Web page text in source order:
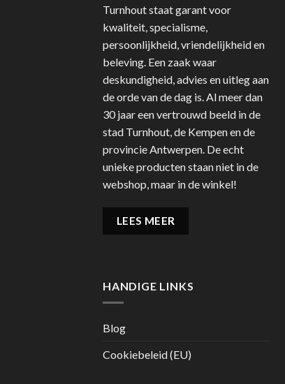
Turnhout staat garant voor
kwaliteit, specialisme,
persoonlijkheid, vriendelijkheid en
beleving. Een zaak waar
deskundigheid, advies en uitleg aan
de orde van de dag is. Al meer dan
30 jaar een vertrouwd beeld in de
stad Turnhout, de Kempen en de
provincie Antwerpen. De echt
unieke producten staan niet in de
webshop, maar in de winkel!
LEES MEER
HANDIGE LINKS
Blog
Cookiebeleid (EU)